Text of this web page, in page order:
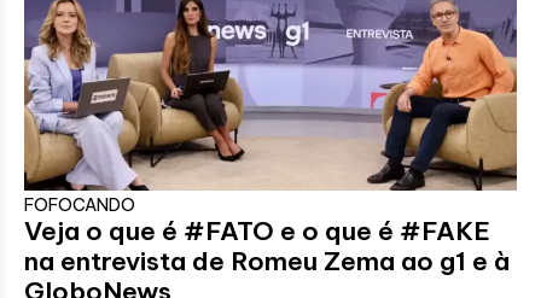
FOFOCANDO
Veja o que é #FATO e o que é #FAKE
na entrevista de Romeu Zema ao g1 e à
GloboNews